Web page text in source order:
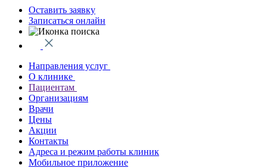
Оставить заявку
Записаться онлайн
Направления услуг
О клинике
Пациентам
Организациям
Врачи
Цены
Акции
Контакты
Адреса и режим работы клиник
Мобильное приложение